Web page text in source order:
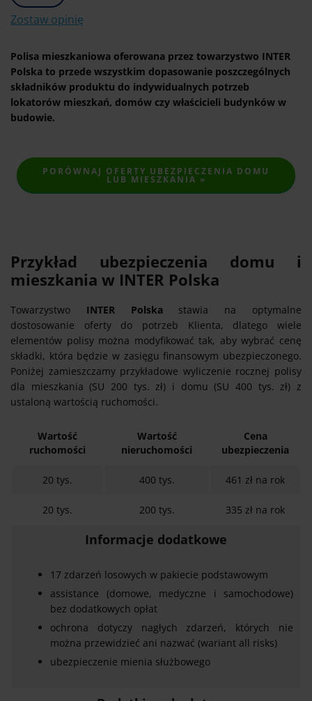
Zostaw opinię
Polisa mieszkaniowa oferowana przez towarzystwo INTER
Polska to przede wszystkim dopasowanie poszczególnych
składników produktu do indywidualnych potrzeb
lokatorów mieszkań, domów czy właścicieli budynków w
budowie.
PORÓWNAJ OFERTY UBEZPIECZENIA DOMU
LUB MIESZKANIA »
Przykład ubezpieczenia domu i
mieszkania w INTER Polska
Towarzystwo INTER Polskastawia na optymalne
dostosowanie oferty do potrzeb Klienta, dlatego wiele
elementów polisy można modyfikować tak, aby wybrać cenę
składki, która będzie w zasięgu finansowym ubezpieczonego.
Poniżej zamieszczamy przykładowe wyliczenie rocznej polisy
dla mieszkania (SU 200 tys. zł) i domu (SU 400 tys. zł) z
ustaloną wartością ruchomości.
Wartość
ruchomości
Wartość
nieruchomości
Cena
ubezpieczenia
20 tys. 400 tys. 461 zł na rok
20 tys. 200 tys. 335 zł na rok
Informacje dodatkowe
17 zdarzeń losowych w pakiecie podstawowym
assistance (domowe, medyczne i samochodowe)
bez dodatkowych opłat
ochrona dotyczy nagłych zdarzeń, których nie
można przewidzieć ani nazwać (wariant all risks)
ubezpieczenie mienia służbowego